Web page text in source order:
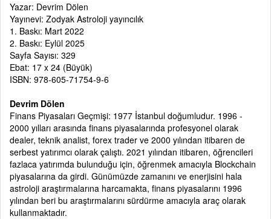
Yazar: Devrim Dölen
Yayınevi: Zodyak Astroloji yayıncılık
1. Baskı: Mart 2022
2. Baskı: Eylül 2025
Sayfa Sayısı: 329
Ebat: 17 x 24 (Büyük)
ISBN: 978-605-71754-9-6
Devrim Dölen
Finans Piyasaları Geçmişi: 1977 İstanbul doğumludur. 1996 -
2000 yılları arasında finans piyasalarında profesyonel olarak
dealer, teknik analist, forex trader ve 2000 yılından itibaren de
serbest yatırımcı olarak çalıştı. 2021 yılından itibaren, öğrencileri
fazlaca yatırımda bulunduğu için, öğrenmek amacıyla Blockchain
piyasalarına da girdi. Günümüzde zamanını ve enerjisini hala
astroloji araştırmalarına harcamakta, finans piyasalarını 1996
yılından beri bu araştırmalarını sürdürme amacıyla araç olarak
kullanmaktadır.